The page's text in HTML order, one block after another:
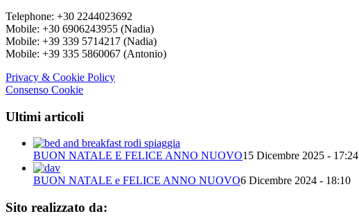
Telephone: +30 2244023692
Mobile: +30 6906243955 (Nadia)
Mobile: +39 339 5714217 (Nadia)
Mobile: +39 335 5860067 (Antonio)
Privacy & Cookie Policy
Consenso Cookie
Ultimi articoli
BUON NATALE E FELICE ANNO NUOVO15 Dicembre 2025 - 17:24
BUON NATALE e FELICE ANNO NUOVO6 Dicembre 2024 - 18:10
Sito realizzato da: